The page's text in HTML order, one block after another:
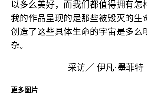
以多么美好，而我们都值得拥有怎
我的作品呈现的是那些被毁灭的生
创造了这些具体生命的宇宙是多么
杂。
采访／ 伊凡·墨菲特
更多图片